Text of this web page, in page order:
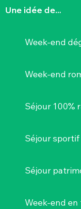
Une idée de...
Week-end
Week-end
Séjour 100%
Séjour sportif
Séjour
Week-end